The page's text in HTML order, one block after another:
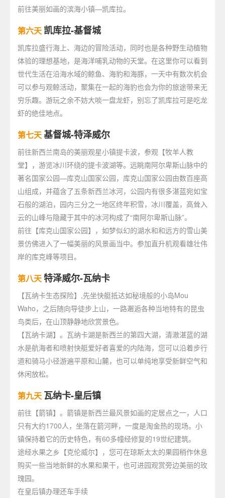
前往美丽如画的滨海小镇—凯库拉。
第六天 凯库拉-基督城
凯库拉盛行海上、海边的冒险活动，同时也是各种野生动植物
体验的理想基地，是海洋哺乳动物的天堂。在这里你可以看到
世代生活在沿海水域的鲸鱼、海豹和海豚，一天中有数次机会
可以参与观鲸活动，聚集在一起的海豹也会为你的旅途带来无
穷乐趣。游玩之余不妨大啖一盘龙虾，别忘了凯库拉可是吃龙
虾的绝佳地点。
第七天基督城-特泽威尔
前往新西兰南岛的美丽观星小镇提卡波，参观【牧羊人教
堂】，游览冰川环绕的提卡波湖等。远眺南阿尔卑斯山脉中的
著名国家公园—库克山国家公园，库克山国家公园由数百座高
山组成，并蕴含了五条新西兰冰河，公园内有很多湛蓝宛如宝
石般的湖泊，园内三分之一地区终年积雪，冰川覆盖，高耸入
云的山峰与隐藏于其中的冰河构成了“南阿尔卑斯山脉”。
前往【库克山国家公园】，如梦似幻的湖水和和远方的雪山美
景仿佛进入了一幅美丽的风景画当中。参加直升机观看雄壮伟
岸的库克峰等项目。
第八天特泽威尔-瓦纳卡
【瓦纳卡生态探险】,先坐快艇抵达如秘境般的小岛Mou
Waho，之后随向导徒步上山，一路邂逅各种当地特有的昆虫
鸟类后，在山顶静静地欣赏景色。
【瓦纳卡湖】。瓦纳卡湖是新西兰的第四大湖，清澈湛蓝的湖
水是航海者和喷射快艇爱好者喜爱的内陆海，您可以沿着步行
道和骑马小径游遍平原和山麓，也可以单纯地享受新鲜空气和
休闲放松。
第九天 瓦纳卡-皇后镇
前往【箭镇】。箭镇是新西兰最风景如画的定居点之一，人口
只有大约1700人，坐落在箭河畔，一度是淘金热的现场。小
镇保持着它的历史特色，有60多幢经修复的19世纪建筑。
途经水果之乡【克伦威尔】，您可在琼斯太太的果园稍作休息
购买一些当地新鲜的水果和果干，也可进园观赏旁边美丽的玫
瑰园。
在皇后镇办理还车手续